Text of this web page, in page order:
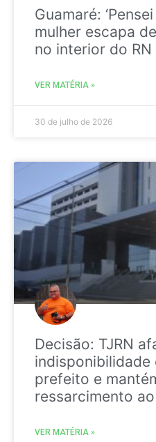
Guamaré:
mulher escapa
no interior do RN
VER MATÉRIA »
30 de julho de 2026
Decisão: TJRN
indisponibilidade
prefeito e
ressarcimento
VER MATÉRIA »